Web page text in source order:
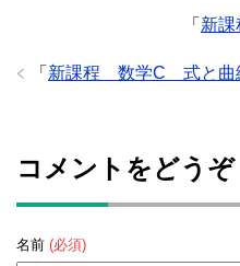
「 新
「 新課程 数学C 式と
コメントをどうぞ
名前 (必須)